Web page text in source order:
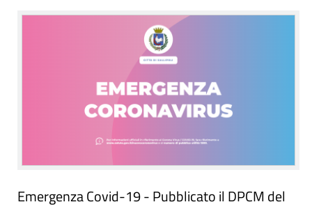
Emergenza Covid-19 - Pubblicato il DPCM del